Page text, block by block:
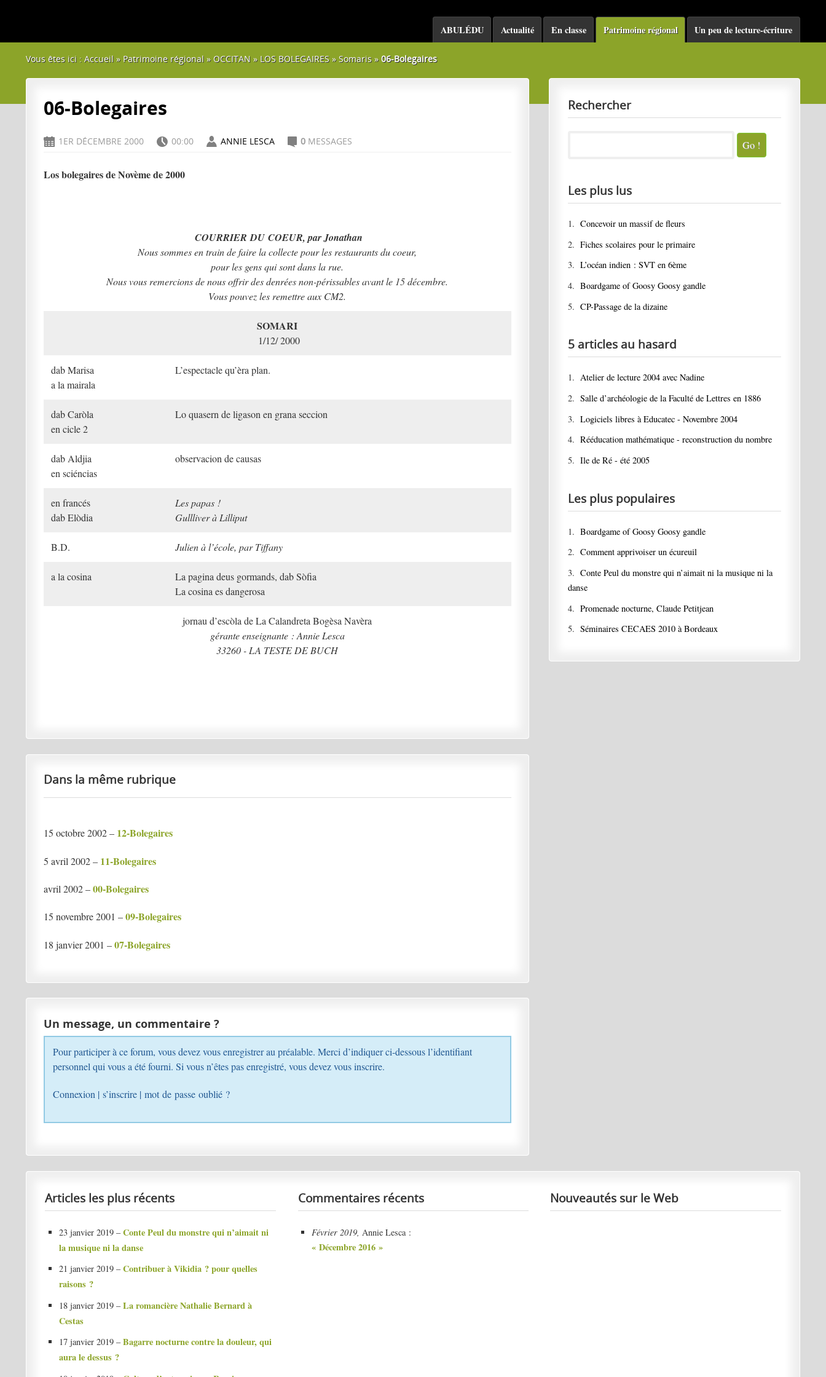
Un peu de lecture-écriture
Patrimoine régional
En classe
Actualité
ABULÉDU
Vous êtes ici : Accueil » Patrimoine régional » OCCITAN » LOS BOLEGAIRES »Somaris »06-Bolegaires
06-Bolegaires
D 1ER DÉCEMBRE 2000 H 00:00 A ANNIE LESCA C 0MESSAGES
Los bolegaires de Novème de 2000
COURRIER DU COEUR, par Jonathan
Nous sommes en train de faire la collecte pour les restaurants du coeur,
pour les gens qui sont dans la rue.
Nous vous remercions de nous offrir des denrées non-périssables avant le 15 décembre.
Vous pouvez les remettre aux CM2.
SOMARI
1/12/ 2000
dab Marisa
a la mairala
L’espectacle qu’èra plan.
dab Caròla
en cicle 2
Lo quasern de ligason en grana seccion
dab Aldjia
en sciéncias
observacion de causas
en francés
dab Elòdia
Les papas !
Gullliver à Lilliput
B.D. Julien à l’école, par Tiffany
a la cosina
La pagina deus gormands, dab Sòfia
La cosina es dangerosa
jornau d’escòla de La Calandreta Bogèsa Navèra
gérante enseignante : Annie Lesca
33260 - LA TESTE DE BUCH
Dans la même rubrique
15 octobre 2002 – 12-Bolegaires
5 avril 2002 – 11-Bolegaires
avril 2002 –00-Bolegaires
15 novembre 2001 –09-Bolegaires
18 janvier 2001 –07-Bolegaires
Un message, un commentaire ?
Pour participer à ce forum, vous devez vous enregistrer au préalable. Merci d’indiquer ci-dessous l’identifiant
personnel qui vous a été fourni. Si vous n’êtes pas enregistré, vous devez vous inscrire.
Connexion | s’inscrire | mot de passe oublié ?
Rechercher
Les plus lus
1.Concevoir un massif de fleurs
2.Fiches scolaires pour le primaire
3.L’océan indien : SVT en 6ème
4.Boardgame of Goosy Goosy gandle
5.CP-Passage de la dizaine
5 articles au hasard
1.Atelier de lecture 2004 avec Nadine
2.Salle d’archéologie de la Faculté de Lettres en 1886
3.Logiciels libres à Educatec - Novembre 2004
4.Rééducation mathématique - reconstruction du nombre
5.Ile de Ré - été 2005
Les plus populaires
1.Boardgame of Goosy Goosy gandle
2.Comment apprivoiser un écureuil
3.Conte Peul du monstre qui n’aimait ni la musique ni la
danse
4.Promenade nocturne, Claude Petitjean
5.Séminaires CECAES 2010 à Bordeaux
Articles les plus récents
23 janvier 2019 –Conte Peul du monstre qui n’aimait ni
la musique ni la danse
21 janvier 2019 –Contribuer à Vikidia ? pour quelles
raisons ?
18 janvier 2019 –La romancière Nathalie Bernard à
Cestas
17 janvier 2019 –Bagarre nocturne contre la douleur, qui
aura le dessus ?
Commentaires récents
Février 2019,Annie Lesca :
« Décembre 2016 »
Nouveautés sur le Web